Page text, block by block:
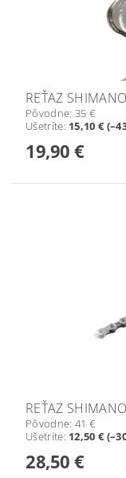
REŤAZ
Pôvodne: 35 €
Ušetríte: 15,10 €
19,90 €
REŤAZ
Pôvodne: 41 €
Ušetríte: 12,50 €
28,50 €